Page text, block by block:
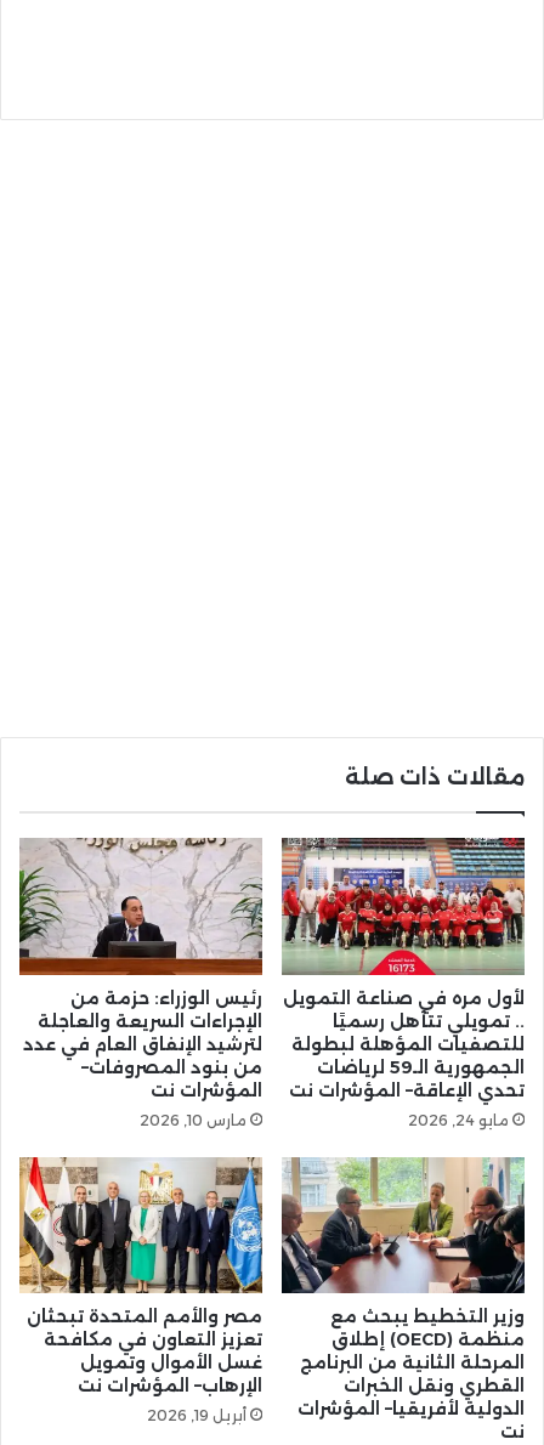
مقالات ذات صلة
لأول مره في صناعة التمويل
.. تمويلي تتأهل رسميًا
للتصفيات المؤهلة لبطولة
الجمهورية الـ59 لرياضات
تحدي الإعاقة– المؤشرات نت
مايو 24, 2026
رئيس الوزراء: حزمة من
الإجراءات السريعة والعاجلة
لترشيد الإنفاق العام في عدد
من بنود المصروفات–
المؤشرات نت
مارس 10, 2026
وزير التخطيط يبحث مع
منظمة (OECD) إطلاق
المرحلة الثانية من البرنامج
القطري ونقل الخبرات
الدولية لأفريقيا– المؤشرات
نت
مصر والأمم المتحدة تبحثان
تعزيز التعاون في مكافحة
غسل الأموال وتمويل
الإرهاب– المؤشرات نت
أبريل 19, 2026